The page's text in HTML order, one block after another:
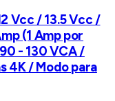
Vcc / 13.5 Vcc /
(1 Amp por
- 130 VCA /
4K / Modo para